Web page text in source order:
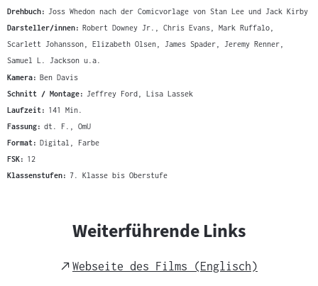
Drehbuch: Joss Whedon nach der Comicvorlage von Stan Lee und Jack Kirby
Darsteller/innen: Robert Downey Jr., Chris Evans, Mark Ruffalo,
Scarlett Johansson, Elizabeth Olsen, James Spader, Jeremy Renner,
Samuel L. Jackson u.a.
Kamera: Ben Davis
Schnitt / Montage: Jeffrey Ford, Lisa Lassek
Laufzeit: 141 Min.
Fassung: dt. F., OmU
Format: Digital, Farbe
FSK: 12
Klassenstufen: 7. Klasse bis Oberstufe
Weiterführende Links
External
Webseite des Films (Englisch)